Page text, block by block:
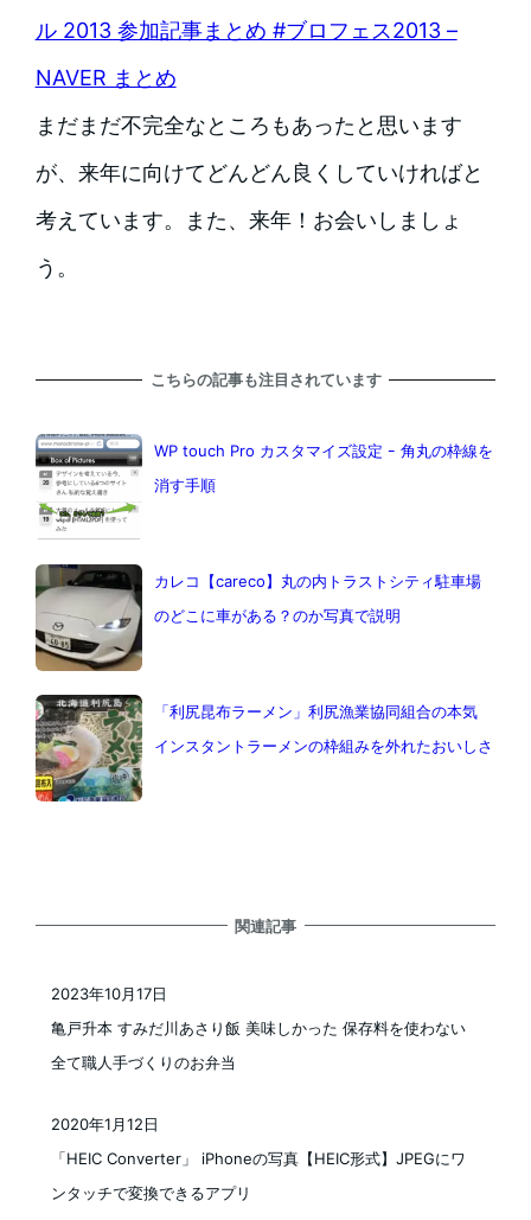
ル 2013 参加記事まとめ #ブロフェス2013 –
NAVER まとめ
まだまだ不完全なところもあったと思います
が、来年に向けてどんどん良くしていければと
考えています。また、来年！お会いしましょ
う。
こちらの記事も注目されています
WP touch Pro カスタマイズ設定 ｰ 角丸の枠線を
消す手順
カレコ【careco】丸の内トラストシティ駐車場
のどこに車がある？のか写真で説明
「利尻昆布ラーメン」利尻漁業協同組合の本気
インスタントラーメンの枠組みを外れたおいしさ
関連記事
亀戸升本 すみだ川あさり飯 美味しかった 保存料を使わない
全て職人手づくりのお弁当
2023年10月17日
「HEIC Converter」 iPhoneの写真【HEIC形式】JPEGにワ
ンタッチで変換できるアプリ
2020年1月12日